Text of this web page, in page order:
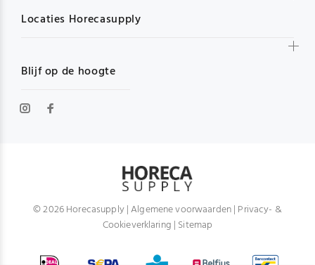
Blijf op de hoogte
Locaties Horecasupply
© 2026 Horecasupply |Algemene voorwaarden| Privacy- &
Cookieverklaring | Sitemap